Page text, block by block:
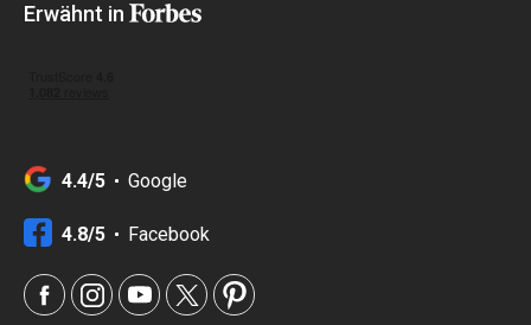
Erwähnt in
4.4/5 Google
4.8/5 Facebook